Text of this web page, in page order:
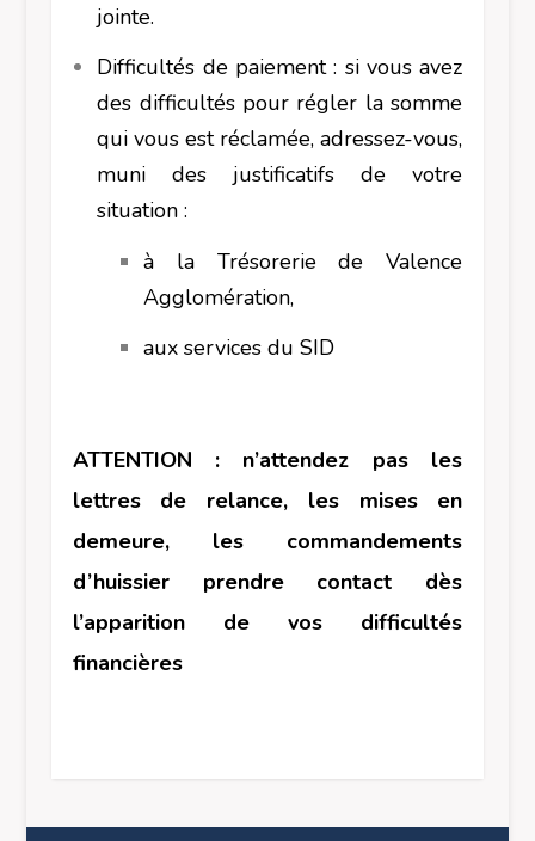
jointe.
Difficultés de paiement : si vous avez
des difficultés pour régler la somme
qui vous est réclamée, adressez-vous,
muni des justificatifs de votre
situation :
à la Trésorerie de Valence
Agglomération,
aux services du SID
ATTENTION : n’attendez pas les
lettres de relance, les mises en
demeure, les commandements
d’huissier prendre contact dès
l’apparition de vos difficultés
financières